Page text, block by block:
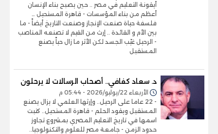
أيقونة التعليم في مصر .. حين يصبح بناء الإنسان
أعظم من بناء المؤسسات - قاهرة المستحيل …
فلسفة حياة صنعت الإنجاز وصنعت التاريخ أيضاً - ما
بين الأم و القائدة .. إرث من القيم لا تصنعه المناصب
- الرحيل غيّب الجسد لكن الأثر ما زال حياً يصنع
المستقبل
د. سعاد كفافي.. أصحاب الرسالات لا يرحلون
الأربعاء 22/يوليو/2026 - 05:44 م
- 22 عاما على الرحيل.. وإرثها العلمي لا يزال يصنع
المستقبل ويقود الحلم - قاهرة المستحيل.. كتبت
اسمها في تاريخ التعليم المصري بمشروع تجاوز
حدود الزمن - جامعة مصر للعلوم والتكنولوجيا..